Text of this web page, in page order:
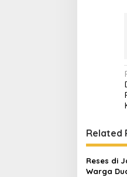
Related
Reses di
Warga